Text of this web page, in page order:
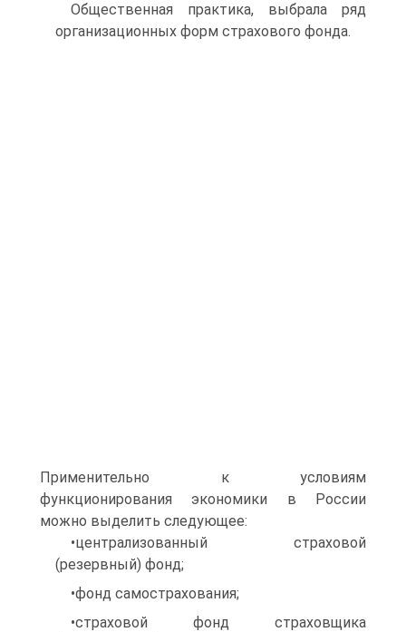
Общественная практика, выбрала ряд
организационных форм страхового фонда.
Применительно к условиям
функционирования экономики в России
можно выделить следующее:
•централизованный страховой
(резервный) фонд;
•фонд самострахования;
•страховой фонд страховщика